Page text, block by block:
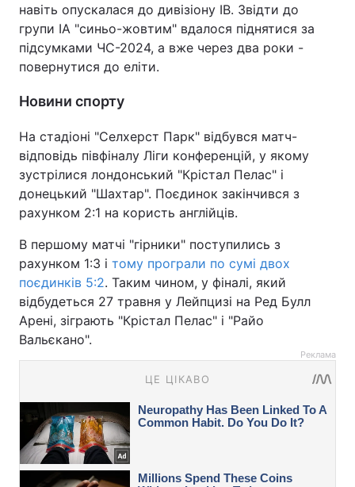
навіть опускалася до дивізіону IB. Звідти до
групи IA "синьо-жовтим" вдалося піднятися за
підсумками ЧС-2024, а вже через два роки -
повернутися до еліти.
Новини спорту
На стадіоні "Селхерст Парк" відбувся матч-
відповідь півфіналу Ліги конференцій, у якому
зустрілися лондонський "Крістал Пелас" і
донецький "Шахтар". Поєдинок закінчився з
рахунком 2:1 на користь англійців.
В першому матчі "гірники" поступились з
рахунком 1:3 і тому програли по сумі двох
поєдинків 5:2. Таким чином, у фіналі, який
відбудеться 27 травня у Лейпцизі на Ред Булл
Арені, зіграють "Крістал Пелас" і "Райо
Вальєкано".
Реклама